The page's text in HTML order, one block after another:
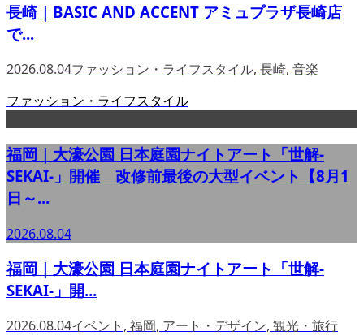
長崎｜BASIC AND ACCENT アミュプラザ長崎店
で...
2026.08.04ファッション・ライフスタイル, 長崎, 音楽
ファッション・ライフスタイル
福岡｜大濠公園 日本庭園ナイトアート「世解-
SEKAI-」開催 改修前最後の大型イベント【8月1
日～...
2026.08.04
福岡｜大濠公園 日本庭園ナイトアート「世解-
SEKAI-」開...
2026.08.04イベント , 福岡, アート・デザイン, 観光・旅行